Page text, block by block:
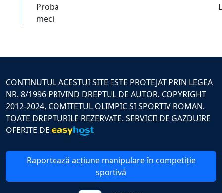
Proba
meci
CONTINUTUL ACESTUI SITE ESTE PROTEJAT PRIN LEGEA
NR. 8/1996 PRIVIND DREPTUL DE AUTOR. COPYRIGHT
2012-2024, COMITETUL OLIMPIC SI SPORTIV ROMAN.
TOATE DREPTURILE REZERVATE. SERVICII DE GAZDUIRE
OFERITE DE
Raportează acțiune manipulare în competiție
sportivă